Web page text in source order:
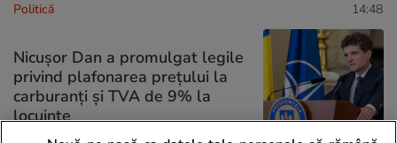
Politică 14:48
Nicușor Dan a promulgat legile
privind plafonarea prețului la
carburanți și TVA de 9% la
locuințe